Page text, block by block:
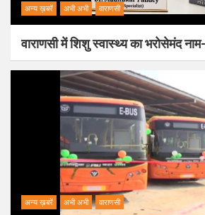
अन्य ख़बरें अभी अभी वाराणसी
वाराणसी में शिशु स्वास्थ्य का भरोसेमंद
अन्य ख़बरें अभी अभी वाराणसी